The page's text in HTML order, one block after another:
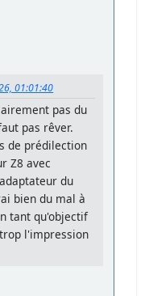
01:01:40
pas du
pas rêver.
de prédilection
Z8 avec
du
bien du mal à
tant qu'objectif
l'impression